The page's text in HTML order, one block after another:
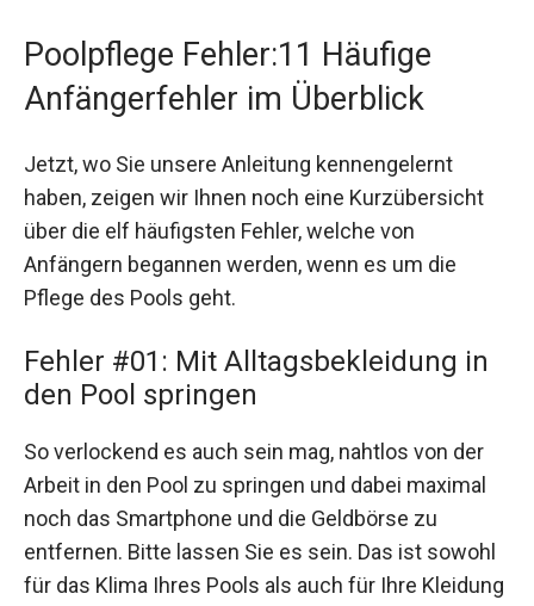
Poolpflege Fehler:11 Häufige
Anfängerfehler im Überblick
Jetzt, wo Sie unsere Anleitung kennengelernt
haben, zeigen wir Ihnen noch eine Kurzübersicht
über die elf häufigsten Fehler, welche von
Anfängern begannen werden, wenn es um die
Pflege des Pools geht.
Fehler #01: Mit Alltagsbekleidung in
den Pool springen
So verlockend es auch sein mag, nahtlos von der
Arbeit in den Pool zu springen und dabei maximal
noch das Smartphone und die Geldbörse zu
entfernen. Bitte lassen Sie es sein. Das ist sowohl
für das Klima Ihres Pools als auch für Ihre Kleidung